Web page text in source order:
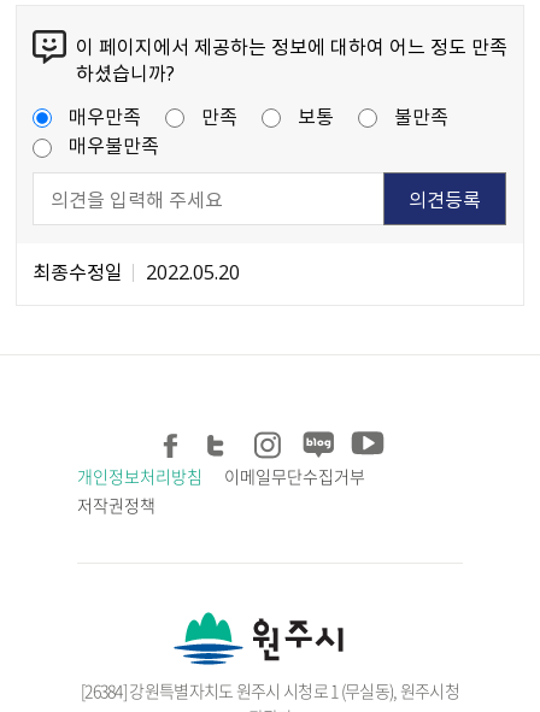
이 페이지에서 제공하는 정보에 대하여 어느 정도 만족
하셨습니까?
매우만족
만족 보통
불만족
매우불만족
최종수정일 2022.05.20
개인정보처리방침
이메일무단수집거부
저작권정책
[26384] 강원특별자치도 원주시 시청로 1 (무실동), 원주시청